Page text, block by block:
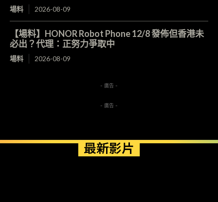
場料 2026-08-09
【場料】HONOR Robot Phone 12/8 發佈但香港未
必出？代理：正努力爭取中
場料 2026-08-09
- 廣告 -
- 廣告 -
最新影片